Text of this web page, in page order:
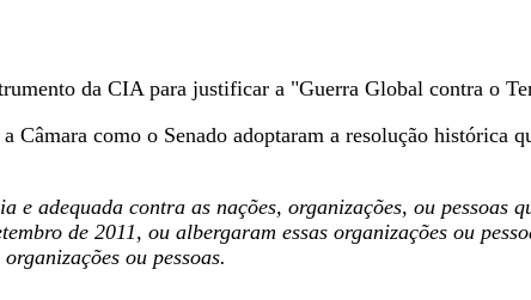
da CIA para justificar a "Guerra Global contra o
Câmara como o Senado adoptaram a resolução histórica
e adequada contra as nações, organizações, ou
de 2011, ou albergaram essas organizações ou
ou pessoas.